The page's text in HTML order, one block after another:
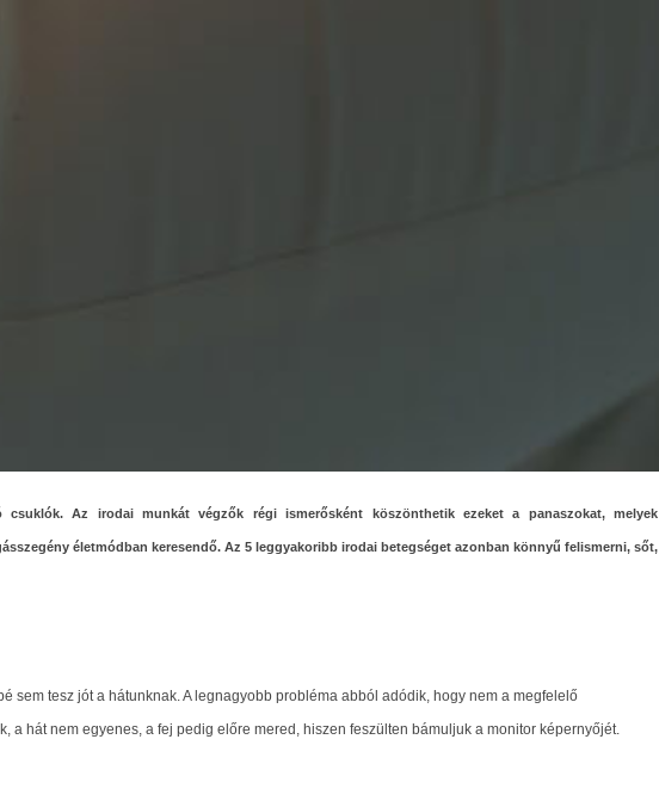
Az irodai munkát végzők régi ismerősként köszönthetik ezeket a panaszokat, melyek
életmódban keresendő. Az 5 leggyakoribb irodai betegséget azonban könnyű felismerni, sőt,
sem tesz jót a hátunknak. A legnagyobb probléma abból adódik, hogy nem a megfelelő
a hát nem egyenes, a fej pedig előre mered, hiszen feszülten bámuljuk a monitor képernyőjét.